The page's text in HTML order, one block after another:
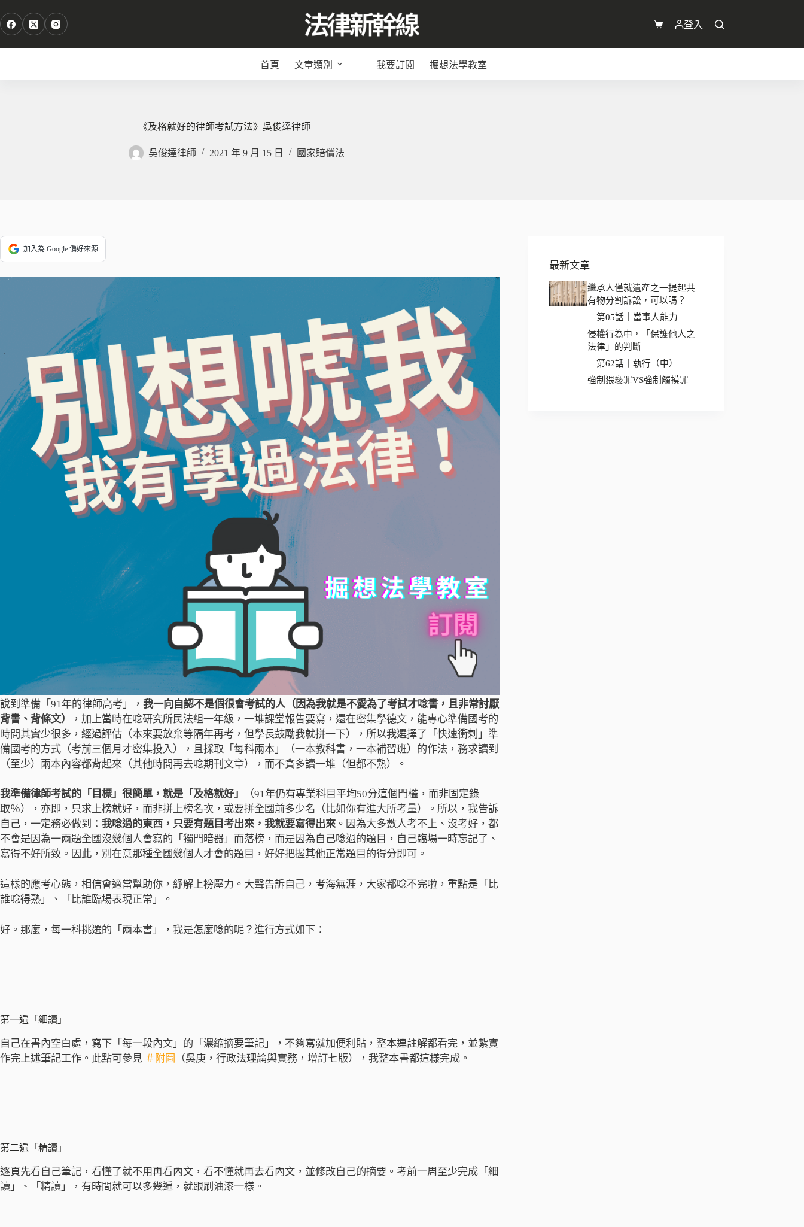
至
主
要
購
物
登入
首頁 文章類別 我要訂閱 掘想法學教室
《及格就好的律師考試方法》吳俊達律師
吳俊達律師 2021 年 9 月 15 日 國家賠償法
加入為 Google 偏好來源
說到準備「91年的律師高考」， 我一向自認不是個很會考試的人（因為我就是不愛為了考試才唸書，且非常討厭
背書、背條文）
，加上當時在唸研究所民法組一年級，一堆課堂報告要寫，還在密集學德文，能專心準備國考的
時間其實少很多，經過評估（本來要放棄等隔年再考，但學長鼓勵我就拼一下），所以我選擇了「快速衝刺」準
備國考的方式（考前三個月才密集投入），且採取「每科兩本」（一本教科書，一本補習班）的作法，務求讀到
（至少）兩本內容都背起來（其他時間再去唸期刊文章），而不貪多讀一堆（但都不熟）。
我準備律師考試的「目標」很簡單，就是「及格就好」
（91年仍有專業科目平均50分這個門檻，而非固定錄
取％），亦即，只求上榜就好，而非拼上榜名次，或要拼全國前多少名（比如你有進大所考量）。所以，我告訴
自己，一定務必做到： 我唸過的東西，只要有題目考出來，我就要寫得出來。因為大多數人考不上、沒考好，都
不會是因為一兩題全國沒幾個人會寫的「獨門暗器」而落榜，而是因為自己唸過的題目，自己臨場一時忘記了、
寫得不好所致。因此，別在意那種全國幾個人才會的題目，好好把握其他正常題目的得分即可。
這樣的應考心態，相信會適當幫助你，紓解上榜壓力。大聲告訴自己，考海無涯，大家都唸不完啦，重點是「比
誰唸得熟」、「比誰臨場表現正常」。
好。那麼，每一科挑選的「兩本書」，我是怎麼唸的呢？進行方式如下：
第一遍「細讀」
自己在書內空白處，寫下「每一段內文」的「濃縮摘要筆記」，不夠寫就加便利貼，整本連註解都看完，並紮實
作完上述筆記工作。此點可參見 ＃附圖 （吳庚，行政法理論與實務，增訂七版），我整本書都這樣完成。
第二遍「精讀」
逐頁先看自己筆記，看懂了就不用再看內文，看不懂就再去看內文，並修改自己的摘要。考前一周至少完成「細
讀」、「精讀」，有時間就可以多幾遍，就跟刷油漆一樣。
最新文章
繼承人僅就遺產之一提起共
有物分割訴訟，可以嗎？
｜第05話｜當事人能力
侵權行為中，「保護他人之
法律」的判斷
｜第62話｜執行（中）
強制猥褻罪VS強制觸摸罪